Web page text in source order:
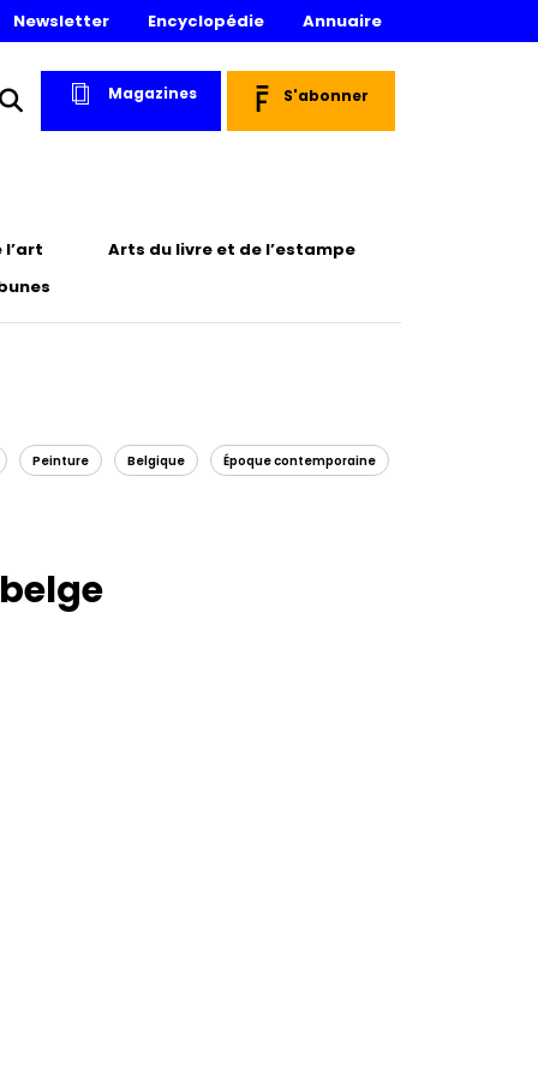
Newsletter Encyclopédie Annuaire
Magazines S'abonner
l’art
Arts du livre et de l’estampe
Peinture Belgique Époque contemporaine